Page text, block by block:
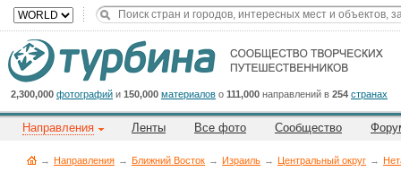
2,300,000 фотографий и 150,000 материалов о 111,000 направлений в 254 странах
Направления Ленты Все фото Сообщество
→ Направления → Ближний Восток → Израиль → Центральный округ →
Cейчас
на
сайте:
Title